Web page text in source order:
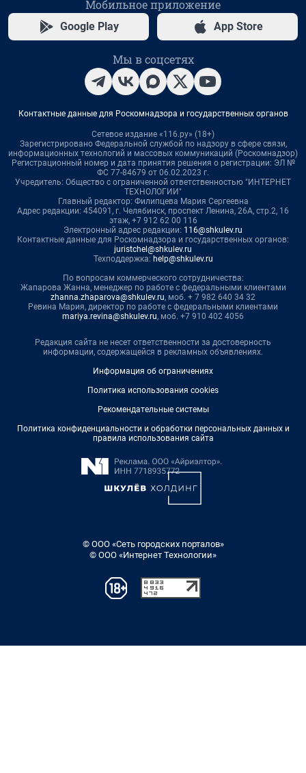
Мобильное приложение
Google Play App Store
Мы в соцсетях
Контактные данные для Роскомнадзора и государственных органов
Сетевое издание «116.ру» (18+)
Зарегистрировано Федеральной службой по надзору в сфере связи,
информационных технологий и массовых коммуникаций (Роскомнадзор)
Регистрационный номер и дата принятия решения о регистрации: ЭЛ №
ФС 77-84679 от 06.02.2023 г.
Учредитель: Общество с ограниченной ответственностью "ИНТЕРНЕТ
ТЕХНОЛОГИИ"
Главный редактор: Филипцева Мария Сергеевна
Адрес редакции: 454091, г. Челябинск, проспект Ленина, 26А, стр.2, 16
этаж, +7 912 62 00 116
Электронный адрес редакции: 116@shkulev.ru
Контактные данные для Роскомнадзора и государственных органов:
juristchel@shkulev.ru
Техподдержка: help@shkulev.ru
По вопросам коммерческого сотрудничества:
Жапарова Жанна, менеджер по работе с федеральными клиентами
zhanna.zhaparova@shkulev.ru, моб. + 7 982 640 34 32
Ревина Мария, директор по работе с федеральными клиентами
mariya.revina@shkulev.ru, моб. +7 910 402 4056
Редакция сайта не несет ответственности за достоверность
информации, содержащейся в рекламных объявлениях.
Информация об ограничениях
Политика использования cookies
Рекомендательные системы
Политика конфиденциальности и обработки персональных данных и
правила использования сайта
© ООО «Сеть городских порталов»
© ООО «Интернет Технологии»